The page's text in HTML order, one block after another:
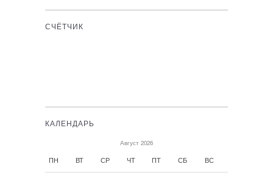
СЧЁТЧИК
КАЛЕНДАРЬ
Август 2026
ПН ВТ СР ЧТ ПТ СБ ВС